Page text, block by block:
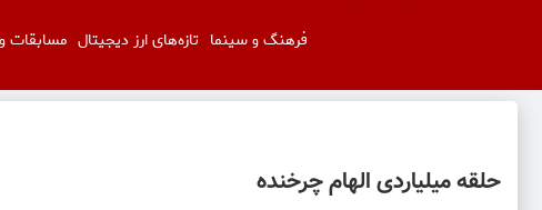
فرهنگ و سینما تازه‌های ارز دیجیتال مسابقات
حلقه میلیاردی الهام چرخنده